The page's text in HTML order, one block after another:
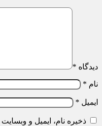
دیدگاه *
نام *
ایمیل *
ذخیره نام، ایمیل و